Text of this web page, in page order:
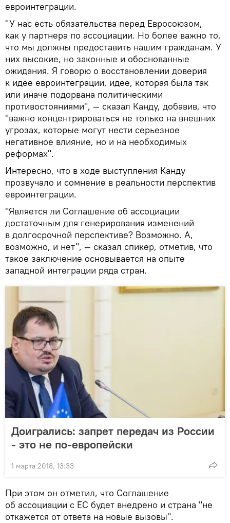
евроинтеграции.
"У нас есть обязательства перед Евросоюзом,
как у партнера по ассоциации. Но более важно то,
что мы должны предоставить нашим гражданам. У
них высокие, но законные и обоснованные
ожидания. Я говорю о восстановлении доверия
к идее евроинтеграции, идее, которая была так
или иначе подорвана политическими
противостояниями", — сказал Канду, добавив, что
"важно концентрироваться не только на внешних
угрозах, которые могут нести серьезное
негативное влияние, но и на необходимых
реформах".
Интересно, что в ходе выступления Канду
прозвучало и сомнение в реальности перспектив
евроинтеграции.
"Является ли Соглашение об ассоциации
достаточным для генерирования изменений
в долгосрочной перспективе? Возможно. А,
возможно, и нет", — сказал спикер, отметив, что
такое заключение основывается на опыте
западной интеграции ряда стран.
Доигрались: запрет передач из России
- это не по-европейски
1 марта 2018, 13:33
При этом он отметил, что Соглашение
об ассоциации с ЕС будет внедрено и страна "не
откажется от ответа на новые вызовы".